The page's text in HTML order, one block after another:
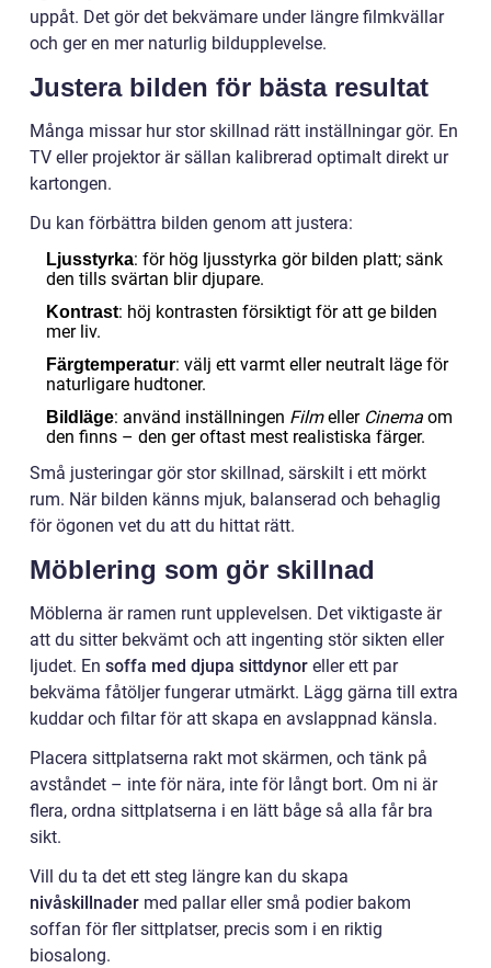
uppåt. Det gör det bekvämare under längre filmkvällar
och ger en mer naturlig bildupplevelse.
Justera bilden för bästa resultat
Många missar hur stor skillnad rätt inställningar gör. En
TV eller projektor är sällan kalibrerad optimalt direkt ur
kartongen.
Du kan förbättra bilden genom att justera:
Ljusstyrka: för hög ljusstyrka gör bilden platt; sänk
den tills svärtan blir djupare.
Kontrast: höj kontrasten försiktigt för att ge bilden
mer liv.
Färgtemperatur: välj ett varmt eller neutralt läge för
naturligare hudtoner.
Bildläge: använd inställningen Filmeller Cinema om
den finns – den ger oftast mest realistiska färger.
Små justeringar gör stor skillnad, särskilt i ett mörkt
rum. När bilden känns mjuk, balanserad och behaglig
för ögonen vet du att du hittat rätt.
Möblering som gör skillnad
Möblerna är ramen runt upplevelsen. Det viktigaste är
att du sitter bekvämt och att ingenting stör sikten eller
ljudet. En soffa med djupa sittdynor eller ett par
bekväma fåtöljer fungerar utmärkt. Lägg gärna till extra
kuddar och filtar för att skapa en avslappnad känsla.
Placera sittplatserna rakt mot skärmen, och tänk på
avståndet – inte för nära, inte för långt bort. Om ni är
flera, ordna sittplatserna i en lätt båge så alla får bra
sikt.
Vill du ta det ett steg längre kan du skapa
nivåskillnader med pallar eller små podier bakom
soffan för fler sittplatser, precis som i en riktig
biosalong.